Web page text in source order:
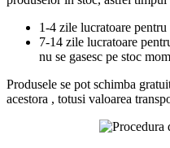
1-4 zile lucratoare
7-14 zile lucratoare
nu se gasesc pe stoc
Produsele se pot schimba
acestora , totusi valoarea